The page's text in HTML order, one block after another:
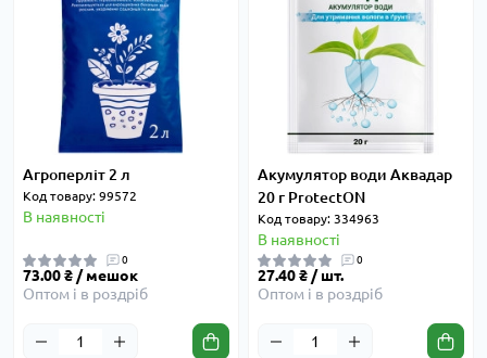
Агроперліт 2 л
Код товару: 99572
В наявності
0
73.00 ₴ / мешок
Оптом і в роздріб
Акумулятор води Аквадар
20 г ProtectON
Код товару: 334963
В наявності
0
27.40 ₴ / шт.
Оптом і в роздріб